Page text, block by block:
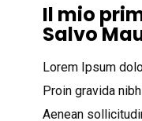
Il mio
Salvo
Lorem Ipsum
Proin gravida
Aenean